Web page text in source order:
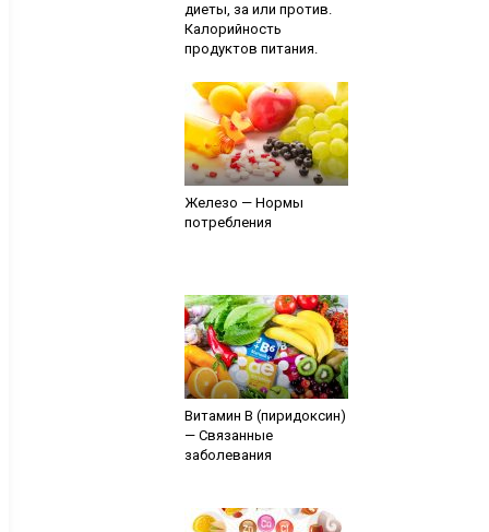
диеты, за или против.
Калорийность
продуктов питания.
Железо — Нормы
потребления
Витамин В (пиридоксин)
— Связанные
заболевания